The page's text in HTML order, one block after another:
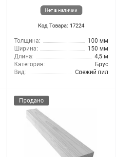
Нет в наличии
Код Товара: 17224
Толщина:
100 мм
Ширина:
150 мм
Длина:
4,5 м
Категория:
Брус
Вид:
Свежий пил
Продано